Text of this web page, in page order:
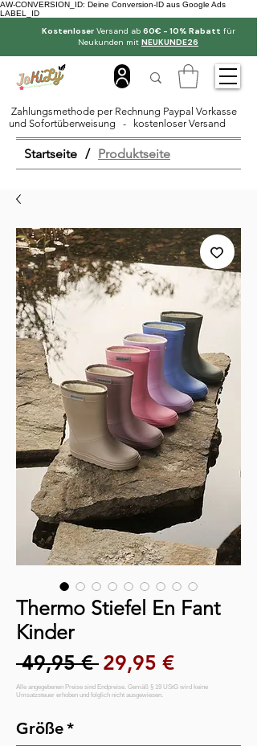
AW-CONVERSION_ID: Deine Conversion-ID aus Google Ads
LABEL_ID
KostenloserVersand ab 60€ - 10% Rabatt für
Neukunden mit NEUKUNDE26
Zahlungsmethode per Rechnung Paypal Vorkasse
und Sofortüberweisung - kostenloser Versand
Startseite / Produktseite
Thermo Stiefel En Fant
Kinder
49,95 € Standardpreis
29,95 €Sale-Preis
Größe*